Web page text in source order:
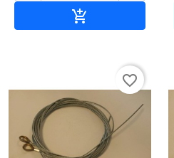

favorite_border